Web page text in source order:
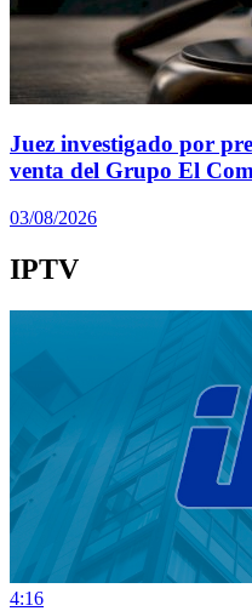
Juez investigado por
venta del Grupo El
03/08/2026
IPTV
4:16